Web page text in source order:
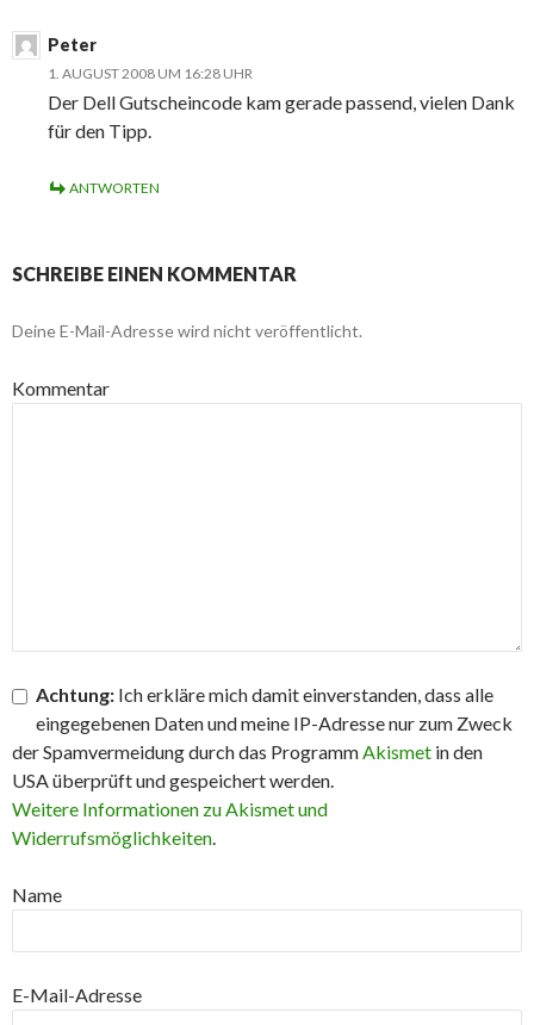
Peter
1. AUGUST 2008 UM 16:28 UHR
Der Dell Gutscheincode kam gerade passend, vielen Dank
für den Tipp.
ANTWORTEN
SCHREIBE EINEN KOMMENTAR
Deine E-Mail-Adresse wird nicht veröffentlicht.
Kommentar
Achtung: Ich erkläre mich damit einverstanden, dass alle
eingegebenen Daten und meine IP-Adresse nur zum Zweck
der Spamvermeidung durch das ProgrammAkismet in den
USA überprüft und gespeichert werden.
Weitere Informationen zu Akismet und
Widerrufsmöglichkeiten.
Name
E-Mail-Adresse